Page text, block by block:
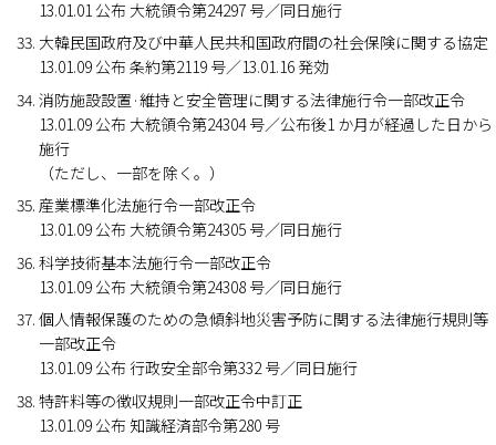
13.01.01 公布 大統領令第24297 号／同日施行
大韓民国政府及び中華人民共和国政府間の社会保険に関する協定
13.01.09 公布 条約第2119 号／13.01.16 発効
消防施設設置·維持と安全管理に関する法律施行令一部改正令
13.01.09 公布 大統領令第24304 号／公布後1 か月が経過した日から
施行
（ただし、一部を除く。）
産業標準化法施行令一部改正令
13.01.09 公布 大統領令第24305 号／同日施行
科学技術基本法施行令一部改正令
13.01.09 公布 大統領令第24308 号／同日施行
個人情報保護のための急傾斜地災害予防に関する法律施行規則等
一部改正令
13.01.09 公布 行政安全部令第332 号／同日施行
特許料等の徴収規則一部改正令中訂正
13.01.09 公布 知識経済部令第280 号